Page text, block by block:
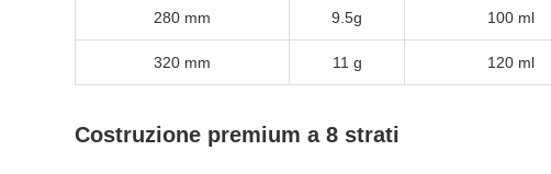
280 mm 9.5g 100 ml
320 mm 11 g 120 ml
Costruzione premium a 8 strati